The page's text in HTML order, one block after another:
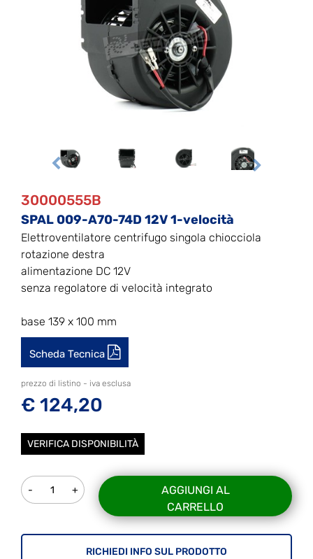
30000555B
SPAL 009-A70-74D 12V 1-velocità
Elettroventilatore centrifugo singola chiocciola
rotazione destra
alimentazione DC 12V
senza regolatore di velocità integrato
base 139 x 100 mm
Scheda Tecnica
prezzo di listino - iva esclusa
€ 124,20
VERIFICA DISPONIBILITÀ
Quantità
AGGIUNGI AL
CARRELLO
RICHIEDI INFO SUL PRODOTTO